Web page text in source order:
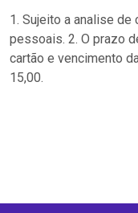
1. Sujeito a analise
pessoais. 2. O prazo
cartão e vencimento
15,00.